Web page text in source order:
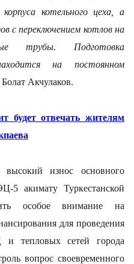
котельного цеха, а
с переключением котлов на
трубы. Подготовка
на постоянном
Акчулаков.
будет отвечать жителям
износ основного
5 акимату Туркестанской
особое внимание на
для проведения
и тепловых сетей города
вопрос своевременного